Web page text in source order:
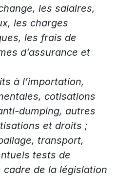
les salaires,
les charges
les frais de
d’assurance et
à l’importation,
cotisations
dumping, autres
et droits ;
transport,
tests de
de la législation